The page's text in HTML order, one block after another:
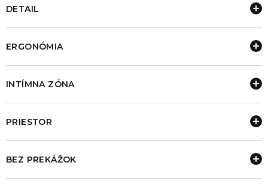
DETAIL
ERGONÓMIA
INTÍMNA ZÓNA
PRIESTOR
BEZ PREKÁŽOK